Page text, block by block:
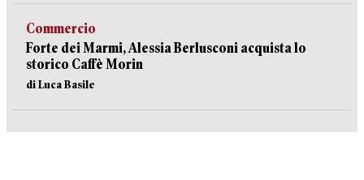
Commercio
Forte dei Marmi, Alessia Berlusconi acquista lo
storico Caffè Morin
di Luca Basile